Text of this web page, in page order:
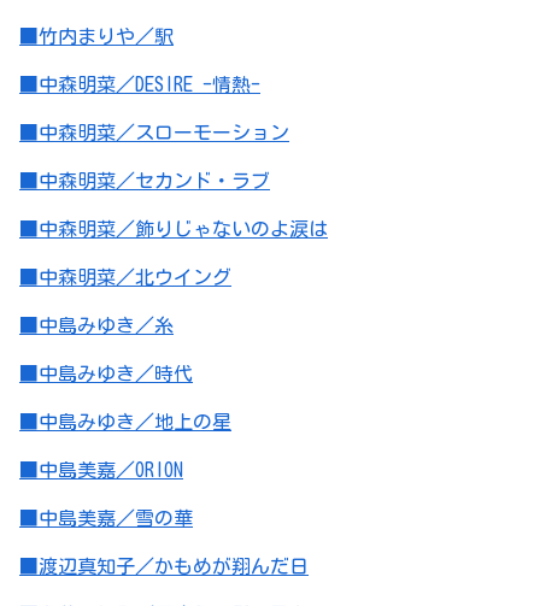
■竹内まりや／駅
■中森明菜／DESIRE -情熱-
■中森明菜／スローモーション
■中森明菜／セカンド・ラブ
■中森明菜／飾りじゃないのよ涙は
■中森明菜／北ウイング
■中島みゆき／糸
■中島みゆき／時代
■中島みゆき／地上の星
■中島美嘉／ORION
■中島美嘉／雪の華
■渡辺真知子／かもめが翔んだ日